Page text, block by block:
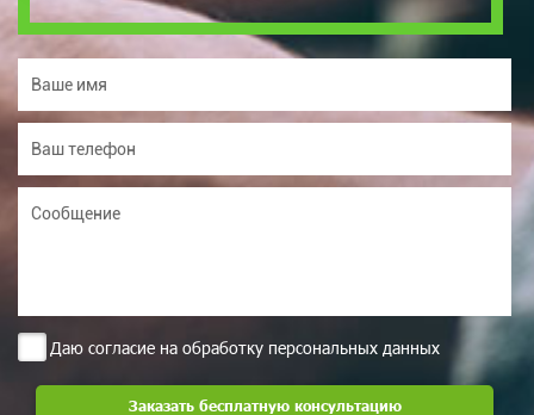
Даю согласие на обработку персональных данных